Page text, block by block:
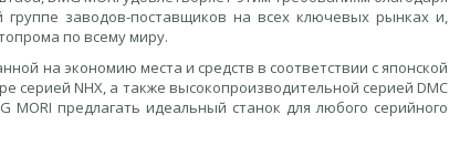
группе заводов-поставщиков на всех ключевых рынках и,
по всему миру.
на экономию места и средств в соответствии с японской
серией NHX, а также высокопроизводительной серией DMC
предлагать идеальный станок для любого серийного